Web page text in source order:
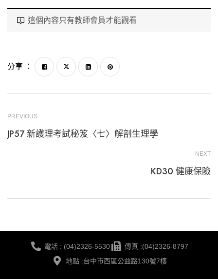
這個內容只有教師會員才能觀看
分享 ：
PREVIOUS
JP57 新護理考試秘笈〈七〉解剖生理學
NEXT
KD30 健康保險
電話 : (04)2326-5530
傳真 :(04)2326-8797
地點 :台中市西區公益路130號7樓